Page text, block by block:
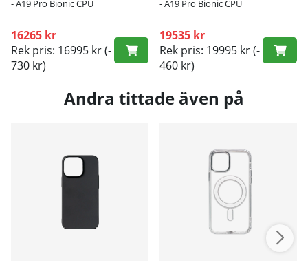
- A19 Pro Bionic CPU
16265 kr
Rek pris: 16995 kr(-
730 kr)
- A19 Pro Bionic CPU
19535 kr
Rek pris: 19995 kr(-
460 kr)
Andra tittade även på